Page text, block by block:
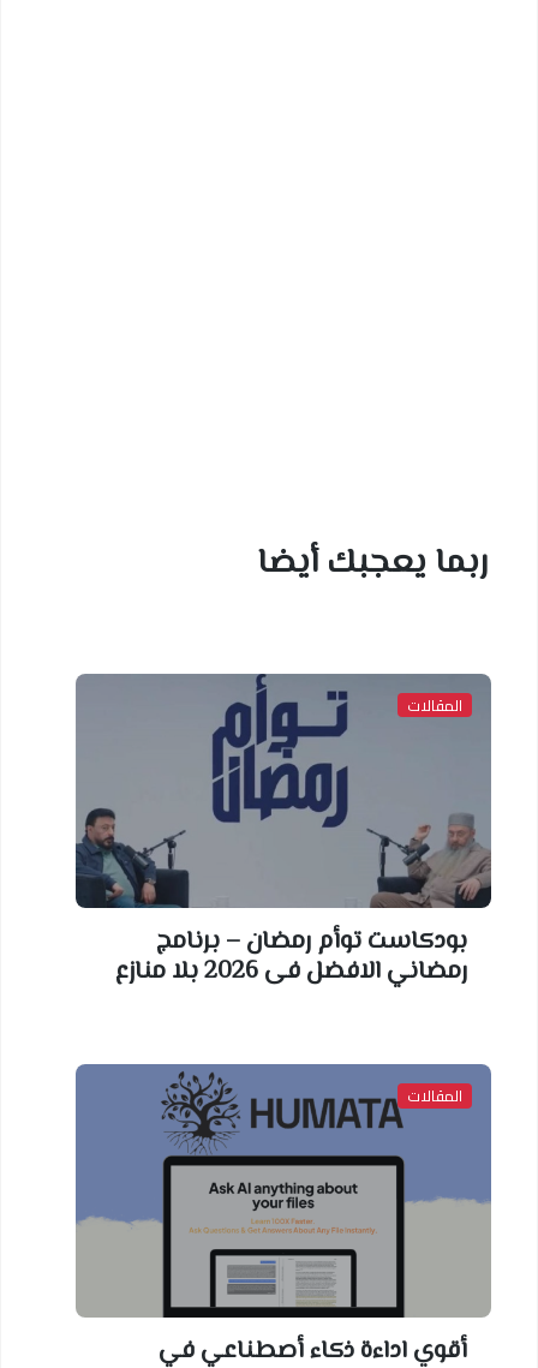
ربما يعجبك أيضا
المقالات
بودكاست توأم رمضان – برنامج
رمضاني الافضل فى 2026 بلا منازع
المقالات
أقوي اداءة ذكاء أصطناعي في